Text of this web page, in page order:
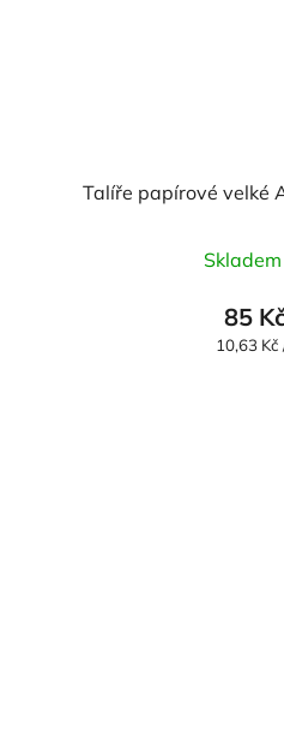
Talíře papírové velké
Skladem
85
Měrná
10,63 Kč